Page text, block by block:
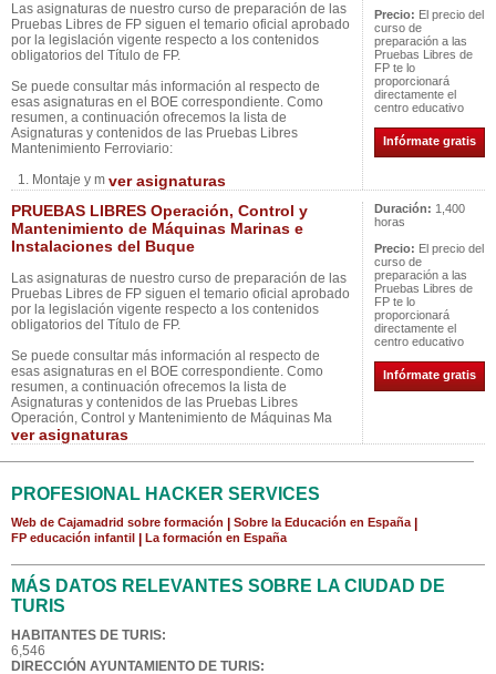
Las asignaturas de nuestro curso de preparación de las
Pruebas Libres de FP siguen el temario oficial aprobado
por la legislación vigente respecto a los contenidos
obligatorios del Título de FP.
Se puede consultar más información al respecto de
esas asignaturas en el BOE correspondiente. Como
resumen, a continuación ofrecemos la lista de
Asignaturas y contenidos de las Pruebas Libres
Mantenimiento Ferroviario:
1. Montaje y m ver asignaturas
Precio: El precio del
curso de
preparación a las
Pruebas Libres de
FP te lo
proporcionará
directamente el
centro educativo
Infórmate gratis
PRUEBAS LIBRES Operación, Control y
Mantenimiento de Máquinas Marinas e
Instalaciones del Buque
Las asignaturas de nuestro curso de preparación de las
Pruebas Libres de FP siguen el temario oficial aprobado
por la legislación vigente respecto a los contenidos
obligatorios del Título de FP.
Se puede consultar más información al respecto de
esas asignaturas en el BOE correspondiente. Como
resumen, a continuación ofrecemos la lista de
Asignaturas y contenidos de las Pruebas Libres
Operación, Control y Mantenimiento de Máquinas Ma
ver asignaturas
Duración: 1,400
horas
Precio: El precio del
curso de
preparación a las
Pruebas Libres de
FP te lo
proporcionará
directamente el
centro educativo
Infórmate gratis
PROFESIONAL HACKER SERVICES
Web de Cajamadrid sobre formación Sobre la Educación en España
FP educación infantil La formación en España
MÁS DATOS RELEVANTES SOBRE LA CIUDAD DE
TURIS
HABITANTES DE TURIS:
6,546
DIRECCIÓN AYUNTAMIENTO DE TURIS: